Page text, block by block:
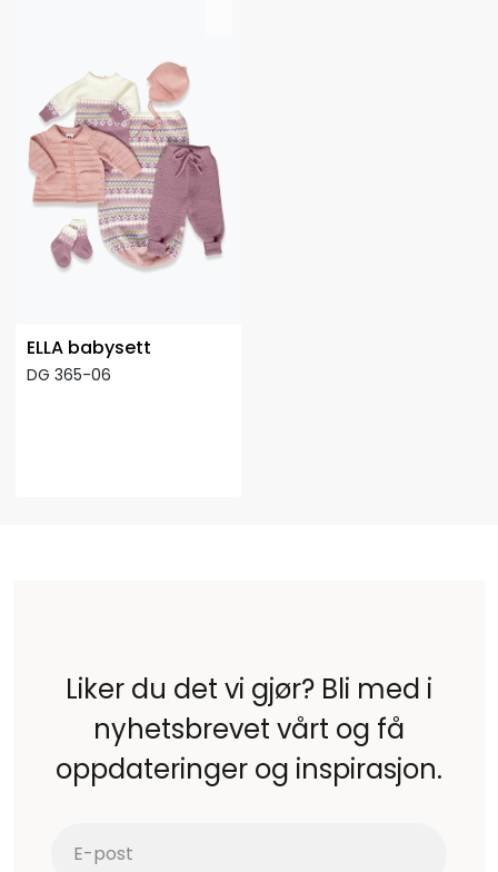
ELLA babysett
DG 365-06
Liker du det vi gjør? Bli med i
nyhetsbrevet vårt og få
oppdateringer og inspirasjon.